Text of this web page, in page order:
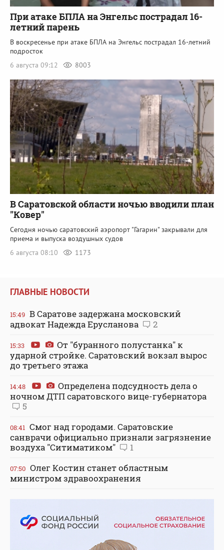
При атаке БПЛА на Энгельс пострадал 16-
летний парень
В воскресенье при атаке БПЛА на Энгельс пострадал 16-летний
подросток
6 августа 09:12
8003
В Саратовской области ночью вводили план
"Ковер"
Сегодня ночью саратовский аэропорт "Гагарин" закрывали для
приема и выпуска воздушных судов
6 августа 08:10
1173
ГЛАВНЫЕ НОВОСТИ
15:49 В Саратове задержана московский
адвокат Надежда Ерусланова
2
15:33
От "буранного полустанка" к
ударной стройке. Саратовский вокзал вырос
до третьего этажа
14:48
Определена подсудность дела о
ночном ДТП саратовского вице-губернатора
5
08:41 Смог над городами. Саратовские
санврачи официально признали загрязнение
воздуха "Ситиматиком"
1
07:50 Олег Костин станет областным
министром здравоохранения